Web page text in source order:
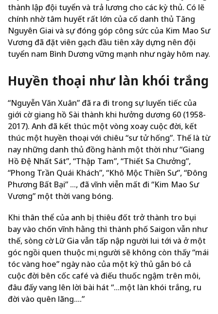
thành lập đội tuyển và trả lương cho các kỳ thủ. Có lẽ
chính nhờ tâm huyết rất lớn của cố danh thủ Tăng
Nguyên Giai và sự đóng góp công sức của Kim Mao Sư
Vương đã đặt viên gạch đầu tiên xây dựng nên đội
tuyển nam Bình Dương vững mạnh như ngày hôm nay.
Huyền thoại như làn khói trắng
“Nguyễn Văn Xuân” đã ra đi trong sự luyến tiếc của
giới cờ giang hồ Sài thành khi hưởng dương 60 (1958-
2017). Anh đã kết thúc một vòng xoay cuộc đời, kết
thúc một huyền thoại với chiêu “sư tử hống”. Thế là từ
nay những danh thủ đồng hành một thời như “Giang
Hồ Đệ Nhất Sát”, “Thập Tam”, “Thiết Sa Chưởng”,
“Phong Trần Quái Khách”, “Khô Mộc Thiền Sư”, “Đông
Phương Bất Bại” …, đã vĩnh viễn mất đi “Kim Mao Sư
Vương” một thời vang bóng.
Khi thân thể của anh bị thiêu đốt trở thành tro bụi
bay vào chốn vĩnh hằng thì thành phố Saigon vẫn như
thế, sòng cờ Lữ Gia vẫn tấp nập người lui tới và ở một
góc ngồi quen thuộc mọi người sẽ không còn thấy “mái
tóc vàng hoe” ngày nào của một kỳ thủ gắn bó cả
cuộc đời bên cốc café và điếu thuốc ngậm trên môi,
đâu đấy vang lên lời bài hát “…một làn khói trắng, ru
đời vào quên lãng….”